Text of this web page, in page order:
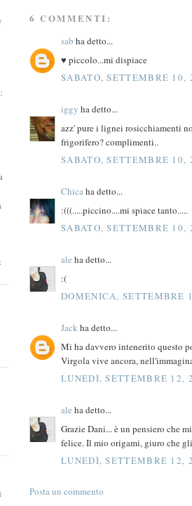
6 COMMENTI:
sab ha detto...
♥ piccolo...mi dispiace
SABATO, SETTEMBRE
iggy ha detto...
azz' pure i lignei rosicchiamenti
frigorifero? complimenti..
SABATO, SETTEMBRE 10,
Chicaha detto...
:(((.....piccino....mi spiace tanto.....
SABATO, SETTEMBRE
ale ha detto...
:(
DOMENICA, SETTEMBRE
Jack ha detto...
Mi ha davvero intenerito questo
Virgola vive ancora,
LUNEDÌ, SETTEMBRE 12,
ale ha detto...
Grazie Dani... è un pensiero che
felice. Il mio origami, giuro che
LUNEDÌ, SETTEMBRE 12,
Posta un commento